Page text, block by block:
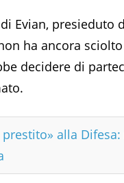
Evian, presieduto
ha ancora
decidere di
prestito» alla